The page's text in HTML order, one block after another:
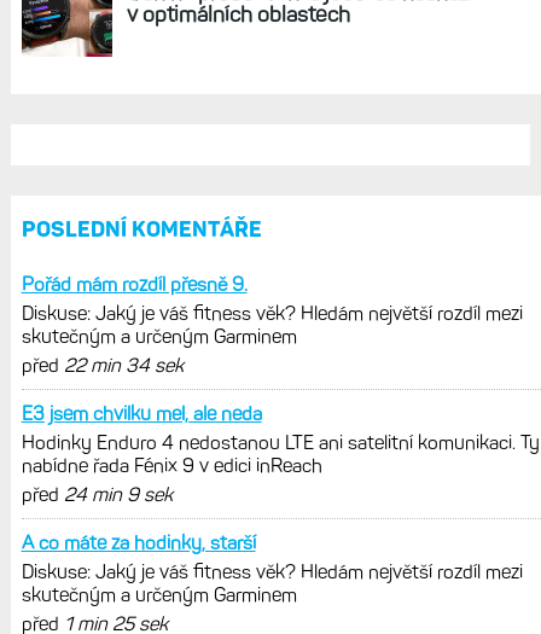
Zaměření zátěže: Hodnotí, zda je váš
trénink produktivní a jestli se nachází
v optimálních oblastech